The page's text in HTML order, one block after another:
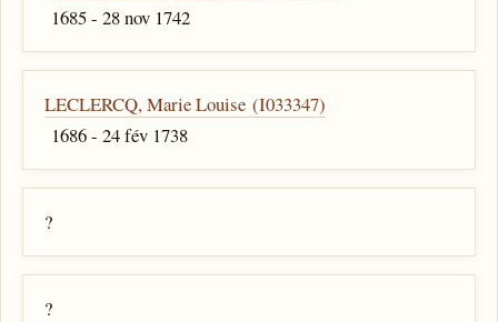
1685 - 28 nov 1742
LECLERCQ, Marie Louise (I033347)
1686 - 24 fév 1738
?
?